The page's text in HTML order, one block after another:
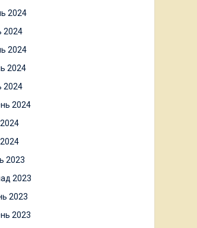
2024
2024
2024
2024
2024
2024
2023
2023
2023
2023